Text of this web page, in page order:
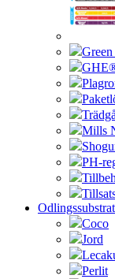
Mills
PH-
Odlingssubstrat
Coco
Jord
Perlit